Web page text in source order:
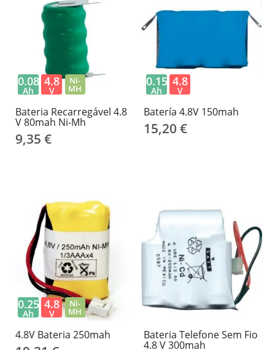
Bateria Recarregável 4.8
V 80mah Ni-Mh
9,35 €
0.08
Ah
4.8
V
Ni-
MH
Batería 4.8V 150mah
15,20 €
0.15
Ah
4.8
V
4.8V Bateria 250mah
0.25
Ah
4.8
V
Ni-
MH
Bateria Telefone Sem Fio
4.8 V 300mah